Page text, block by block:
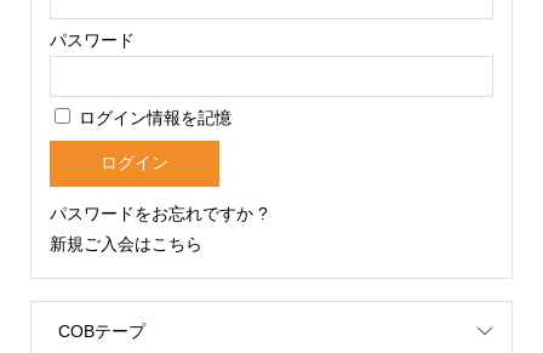
パスワード
ログイン情報を記憶
パスワードをお忘れですか ?
新規ご入会はこちら
COBテープ